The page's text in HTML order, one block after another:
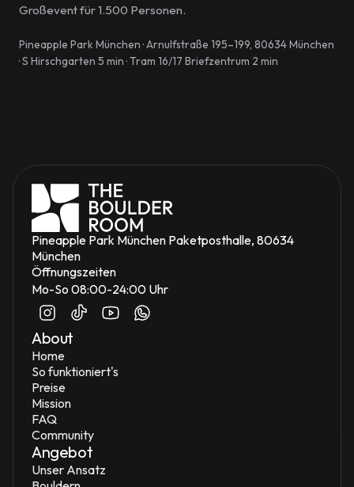
Großevent für 1.500 Personen.
Pineapple Park München · Arnulfstraße 195–199, 80634 München
· S Hirschgarten 5 min · Tram 16/17 Briefzentrum 2 min
Pineapple Park München Paketposthalle, 80634
München
Öffnungszeiten
Mo-So 08:00-24:00 Uhr
About
Home
So funktioniert's
Preise
Mission
FAQ
Community
Angebot
Unser Ansatz